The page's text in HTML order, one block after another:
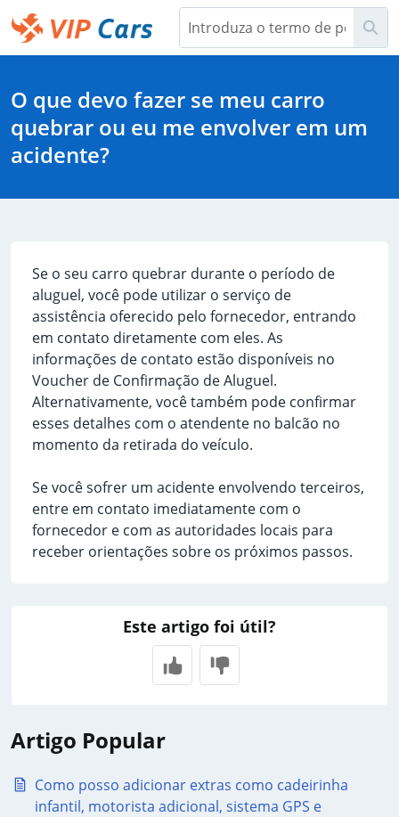
Saltar
para
Conteúdo
O que devo fazer se meu carro
quebrar ou eu me envolver em um
acidente?
Se o seu carro quebrar durante o período de
aluguel, você pode utilizar o serviço de
assistência oferecido pelo fornecedor, entrando
em contato diretamente com eles. As
informações de contato estão disponíveis no
Voucher de Confirmação de Aluguel.
Alternativamente, você também pode confirmar
esses detalhes com o atendente no balcão no
momento da retirada do veículo.
Se você sofrer um acidente envolvendo terceiros,
entre em contato imediatamente com o
fornecedor e com as autoridades locais para
receber orientações sobre os próximos passos.
Este artigo foi útil?
Artigo Popular
Como posso adicionar extras como cadeirinha
infantil, motorista adicional, sistema GPS e